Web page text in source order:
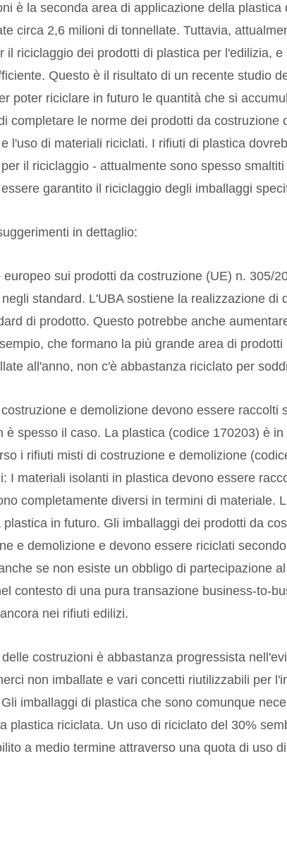
è la seconda area di applicazione della plastica
circa 2,6 milioni di tonnellate. Tuttavia,
il riciclaggio dei prodotti di plastica per l'edilizia,
Questo è il risultato di un recente studio
poter riciclare in futuro le quantità che si
completare le norme dei prodotti da costruzione
l'uso di materiali riciclati. I rifiuti di plastica
il riciclaggio - attualmente sono spesso
garantito il riciclaggio degli imballaggi
in dettaglio:
sui prodotti da costruzione (UE) n. 305/
standard. L'UBA sostiene la realizzazione di
di prodotto. Questo potrebbe anche
che formano la più grande area di
all'anno, non c'è abbastanza riciclato per
e demolizione devono essere raccolti
è spesso il caso. La plastica (codice 170203) è
i rifiuti misti di costruzione e demolizione
I materiali isolanti in plastica devono essere
completamente diversi in termini di materiale.
in futuro. Gli imballaggi dei prodotti da
e demolizione e devono essere riciclati
se non esiste un obbligo di partecipazione
contesto di una pura transazione business-to-
nei rifiuti edilizi.
costruzioni è abbastanza progressista
non imballate e vari concetti riutilizzabili per
imballaggi di plastica che sono comunque
plastica riciclata. Un uso di riciclato del 30%
a medio termine attraverso una quota di uso